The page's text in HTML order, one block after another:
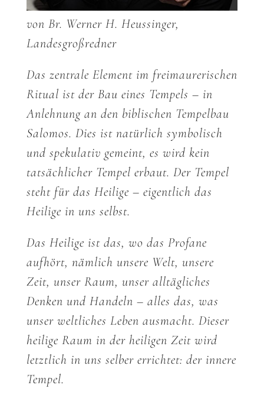
von Br. Werner H. Heussinger,
Landesgroßredner
Das zentrale Element im freimaurerischen
Ritual ist der Bau eines Tempels – in
Anlehnung an den biblischen Tempelbau
Salomos. Dies ist natürlich symbolisch
und spekulativ gemeint, es wird kein
tatsächlicher Tempel erbaut. Der Tempel
steht für das Heilige – eigentlich das
Heilige in uns selbst.
Das Heilige ist das, wo das Profane
aufhört, nämlich unsere Welt, unsere
Zeit, unser Raum, unser alltägliches
Denken und Handeln – alles das, was
unser weltliches Leben ausmacht. Dieser
heilige Raum in der heiligen Zeit wird
letztlich in uns selber errichtet: der innere
Tempel.